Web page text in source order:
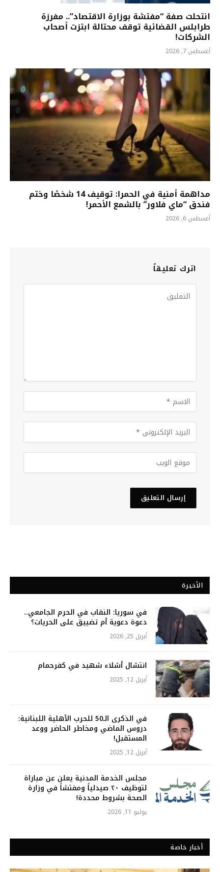
انتحلت صفة “مفتشة بوزارة الاقتصاد”.. مفرزة
طرابلس القضائية توقف محتالة ابتزت أصحاب
الشركات!
أغسطس 7, 2026
مداهمة أمنية في الحمرا: توقيف 14 شخصًا وختم
فندق “ماي فلاور” بالشمع الأحمر!
أغسطس 6, 2026
اترك تعليقاً
الأخيرة
في سوريا: النقاب في الحرم الجامعي..
دعوة دعوية أم تضييق على الحريات؟
أبريل 25, 2026
انتشال أشلاء شهيد في كفرحمام
أبريل 12, 2025
في الذكرى الـ50 للحرب الأهلية اللبنانية:
دروس الماضي ومخاطر الحاضر ووعد
المستقبل!
أبريل 12, 2025
مجلس الخدمة المدنية يعلن عن مباراة
لتوظيف ٢٠ صيدلياً ومفتشاً في وزارة
الصحة بشروط محددة!
يوليو 11, 2026
أخبار خاصة